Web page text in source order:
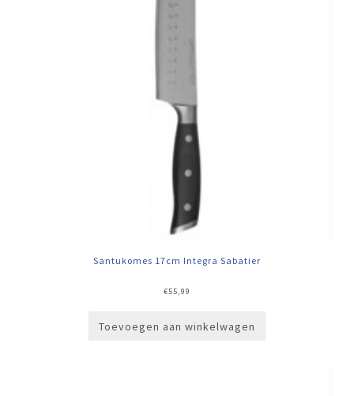
Santukomes 17cm Integra Sabatier
€55,99
Toevoegen aan winkelwagen